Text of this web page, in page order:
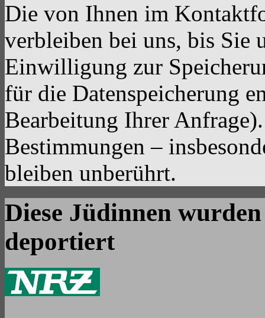
Die von Ihnen im
verbleiben bei uns, bis Sie
Einwilligung zur
für die Datenspeicherung
Bearbeitung Ihrer
Bestimmungen –
bleiben unberührt.
Diese Jüdinnen
deportiert